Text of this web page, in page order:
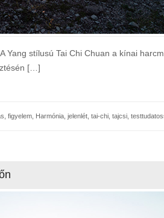
Yang stílusú Tai Chi Chuan a kínai
[…]
figyelem Harmónia jelenlét tai-chi tajcsi